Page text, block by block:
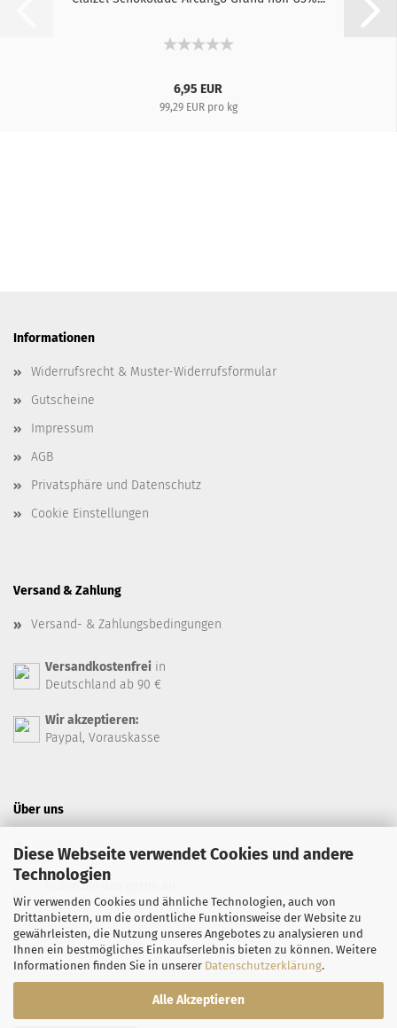
Diese Webseite verwendet Cookies und andere
Technologien
Wir verwenden Cookies und ähnliche Technologien, auch von
Drittanbietern, um die ordentliche Funktionsweise der Website zu
gewährleisten, die Nutzung unseres Angebotes zu analysieren und
Ihnen ein bestmögliches Einkaufserlebnis bieten zu können. Weitere
Informationen finden Sie in unserer Datenschutzerklärung.
Alle Akzeptieren
6,95 EUR
99,29 EUR pro kg
Informationen
Widerrufsrecht & Muster-Widerrufsformular
Gutscheine
Impressum
AGB
Privatsphäre und Datenschutz
Cookie Einstellungen
Versand & Zahlung
Versand- & Zahlungsbedingungen
Versandkostenfrei in
Deutschland ab 90 €
Wir akzeptieren:
Paypal, Vorauskasse
Über uns
Kontaktformular
Rufen Sie uns gerne an
+49 7071 94 66 99
Safran-Feinkost auf Facebook
Safran-Feinkost auf Instagram